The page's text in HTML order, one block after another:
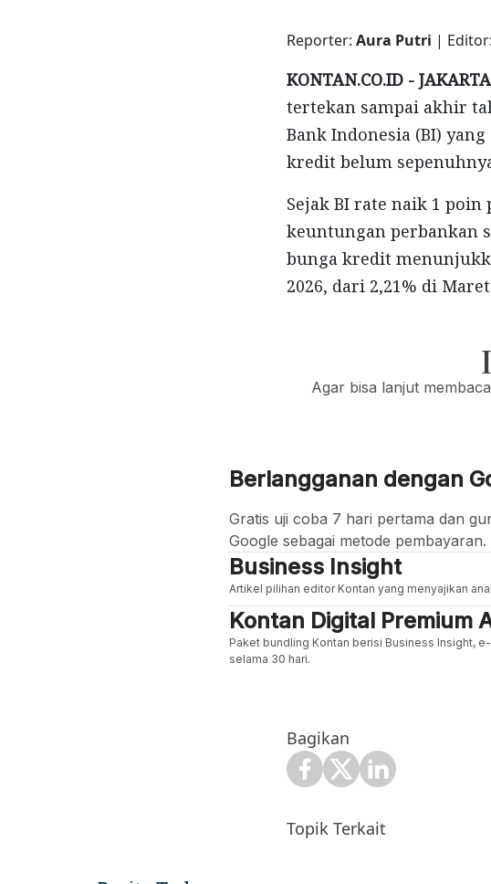
Reporter: Aura Putri | Editor:
KONTAN.CO.ID -
tertekan sampai akhir
Bank Indonesia (BI)
kredit belum
Sejak BI rate naik 1 poin
keuntungan perbankan
bunga kredit
2026, dari 2,21% di
Agar bisa lanjut
Berlangganan dengan
Gratis uji coba 7 hari pertama dan
Google sebagai metode pembayaran.
Business Insight
Artikel pilihan editor Kontan yang menyajikan
Kontan Digital Premium
Paket bundling Kontan berisi Business Insight,
selama 30 hari.
Bagikan
Topik Terkait